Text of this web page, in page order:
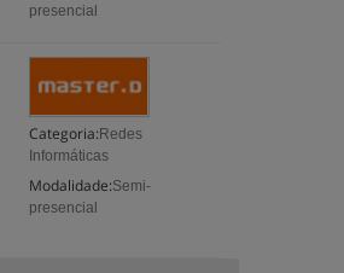
presencial
Categoria: Redes
Informáticas
Modalidade:Semi-
presencial